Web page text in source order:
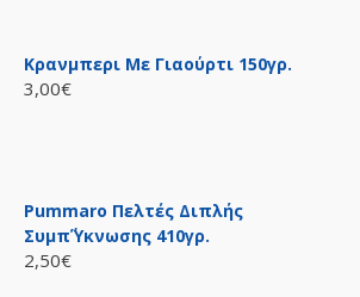
Κρανμπερι Με Γιαούρτι 150γρ.
3,00€
Pummaro Πελτές Διπλής
Συμπ΄ύκνωσης 410γρ.
2,50€